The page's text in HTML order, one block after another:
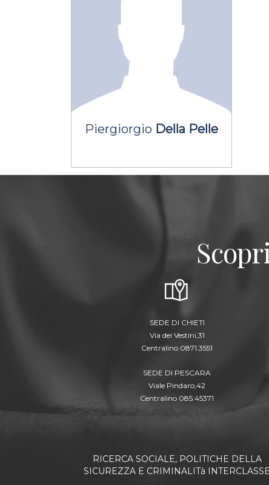
Piergiorgio Della Pelle
SEDE DI CHIETI
Via dei Vestini,31
Centralino 0871.3551
SEDE DI PESCARA
Viale Pindaro,42
Centralino 085.45371
RICERCA SOCIALE, POLITICHE DELLA
SICUREZZA E CRIMINALITà INTERCLASSE